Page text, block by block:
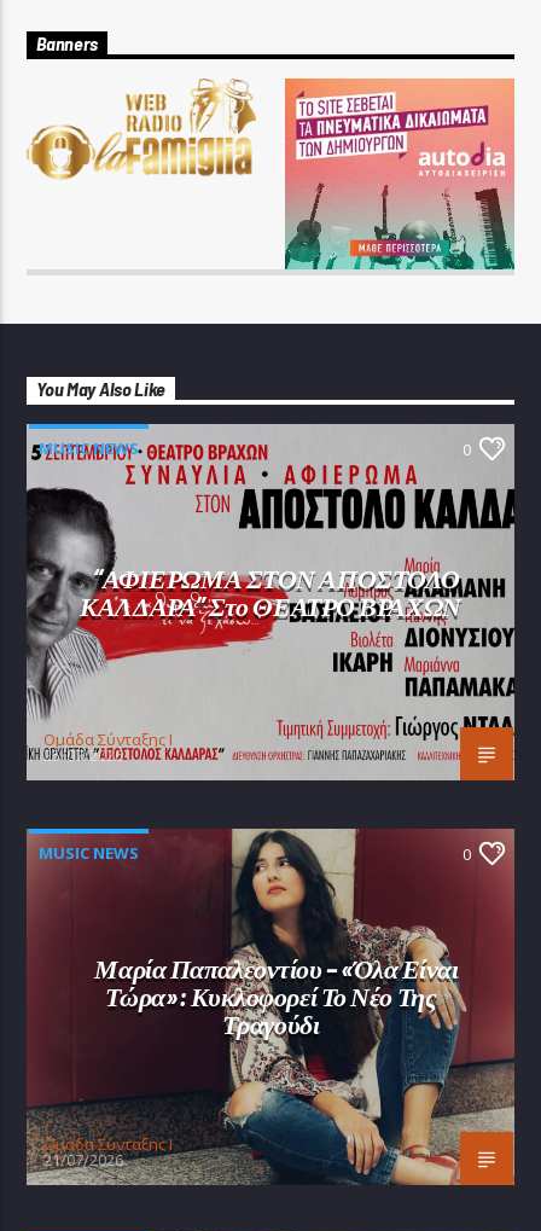
Banners
You May Also Like
MUSIC NEWS 0
“ΑΦΙΕΡΩΜΑ ΣΤΟΝ ΑΠΟΣΤΟΛΟ
ΚΑΛΔΑΡΑ” Στο ΘΕΑΤΡΟ ΒΡΑΧΩΝ
Oμάδα Σύνταξης Ι
25/07/2026
MUSIC NEWS 0
Μαρία Παπαλεοντίου – «Όλα Είναι
Τώρα»: Κυκλοφορεί Το Νέο Της
Τραγούδι
Oμάδα Σύνταξης Ι
21/07/2026